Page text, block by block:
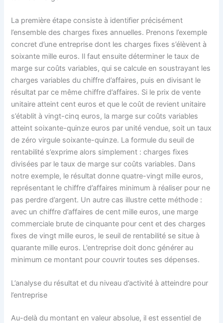
La première étape consiste à identifier précisément
l’ensemble des charges fixes annuelles. Prenons l’exemple
concret d’une entreprise dont les charges fixes s’élèvent à
soixante mille euros. Il faut ensuite déterminer le taux de
marge sur coûts variables, qui se calcule en soustrayant les
charges variables du chiffre d’affaires, puis en divisant le
résultat par ce même chiffre d’affaires. Si le prix de vente
unitaire atteint cent euros et que le coût de revient unitaire
s’établit à vingt-cinq euros, la marge sur coûts variables
atteint soixante-quinze euros par unité vendue, soit un taux
de zéro virgule soixante-quinze. La formule du seuil de
rentabilité s’exprime alors simplement : charges fixes
divisées par le taux de marge sur coûts variables. Dans
notre exemple, le résultat donne quatre-vingt mille euros,
représentant le chiffre d’affaires minimum à réaliser pour ne
pas perdre d’argent. Un autre cas illustre cette méthode :
avec un chiffre d’affaires de cent mille euros, une marge
commerciale brute de cinquante pour cent et des charges
fixes de vingt mille euros, le seuil de rentabilité se situe à
quarante mille euros. L’entreprise doit donc générer au
minimum ce montant pour couvrir toutes ses dépenses.
L’analyse du résultat et du niveau d’activité à atteindre pour
l’entreprise
Au-delà du montant en valeur absolue, il est essentiel de